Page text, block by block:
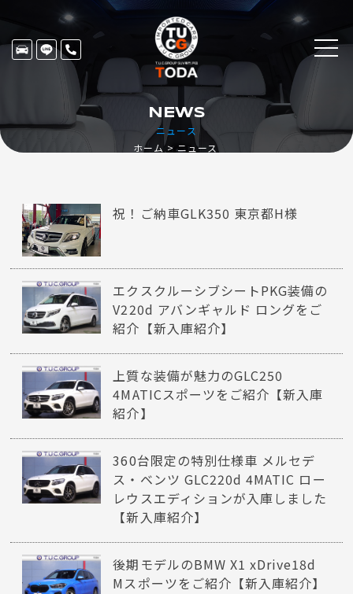
ニュース
NEWS
ホーム ニュース
祝！ご納車GLK350 東京都H様
エクスクルーシブシートPKG装備の
V220d アバンギャルド ロングをご
紹介【新入庫紹介】
上質な装備が魅力のGLC250
4MATICスポーツをご紹介【新入庫
紹介】
360台限定の特別仕様車 メルセデ
ス・ベンツ GLC220d 4MATIC ロー
レウスエディションが入庫しました
【新入庫紹介】
後期モデルのBMW X1 xDrive18d
Mスポーツをご紹介【新入庫紹介】